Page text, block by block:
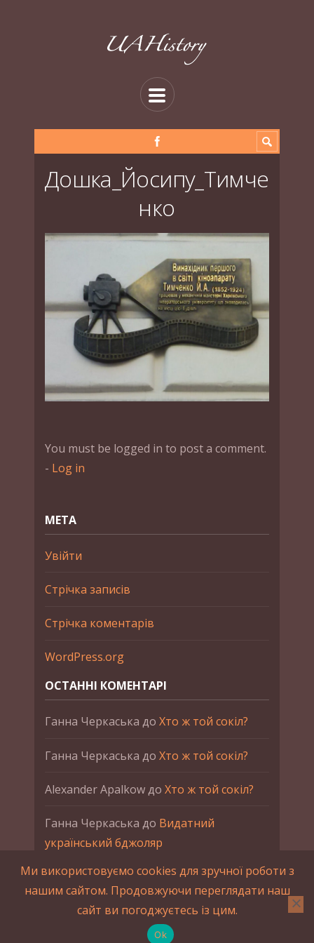
Дошка_Йосипу_Тимче
нко
You must be logged in to post a comment.
- Log in
МЕТА
Увійти
Стрічка записів
Стрічка коментарів
WordPress.org
ОСТАННІ КОМЕНТАРІ
Ганна Черкаська до Хто ж той сокіл?
Ганна Черкаська до Хто ж той сокіл?
Alexander Apalkowдо Хто ж той сокіл?
Ганна Черкаська до Видатний
український бджоляр
Ганна ЧеркаськадоПетро Франко
2015-2023 © UAHistory Всі права застережено.
При використанні матеріалів сайта обов'язкове
Ми використовуємо cookies для зручної роботи з
нашим сайтом. Продовжуючи переглядати наш
сайт ви погоджуєтесь із цим.
Ok